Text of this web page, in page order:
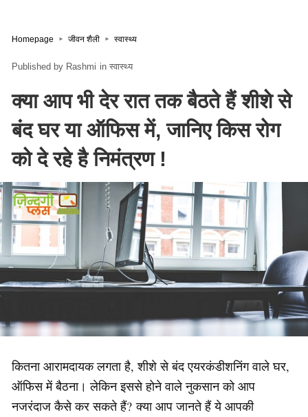
Homepage जीवन शैली स्वास्थ्य
Rashmi in स्वास्थ्य
क्या आप भी देर रात तक बैठते हैं शीशे से
बंद घर या ऑफिस में, जानिए किस रोग
को दे रहे है निमंत्रण !
कितना आरामदायक लगता है, शीशे से बंद एयरकंडीशनिंग वाले घर,
ऑफिस में बैठना। लेकिन इससे होने वाले नुकसान को आप
नजरंदाज कैसे कर सकते हैं? क्या आप जानते हैं ये आपकी